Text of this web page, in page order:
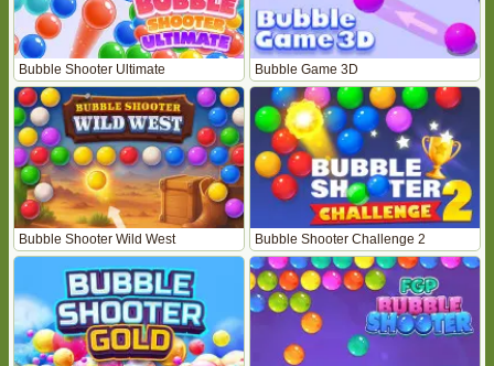
Bubble Shooter Ultimate Bubble Game 3D
Bubble Shooter Wild West Bubble Shooter Challenge 2